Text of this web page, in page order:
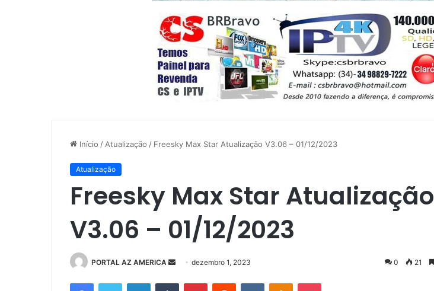
Início / Atualização / Freesky Max Star Atualização V3.06 – 01/12/2023
Atualização
Freesky Max Star Atualização
V3.06 – 01/12/2023
PORTAL AZ AMERICA dezembro 1, 2023 0 21